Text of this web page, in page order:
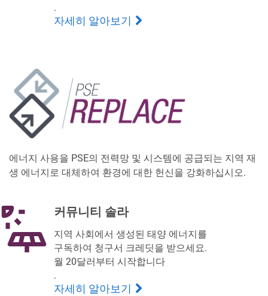
.
자세히 알아보기
에너지 사용을 PSE의 전력망 및 시스템에 공급되는 지역 재
생 에너지로 대체하여 환경에 대한 헌신을 강화하십시오.
커뮤니티 솔라
지역 사회에서 생성된 태양 에너지를
구독하여 청구서 크레딧을 받으세요.
월 20달러부터 시작합니다
.
자세히 알아보기